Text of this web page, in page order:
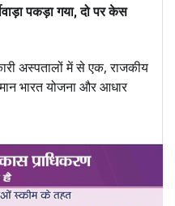
पकड़ा गया, दो पर केस
अस्पतालों में से एक, राजकीय
भारत योजना और आधार